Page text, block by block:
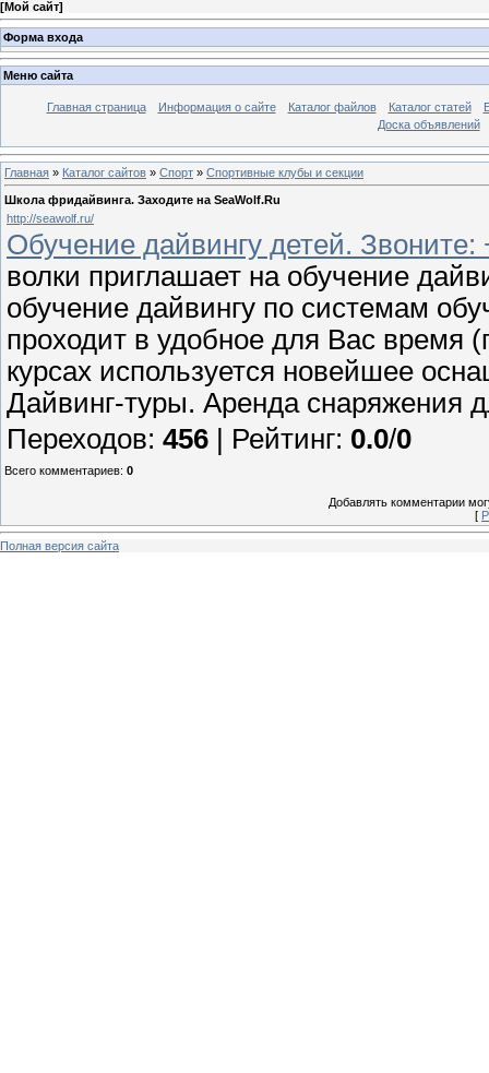
[Мой сайт]
Форма входа
Меню сайта
Главная страница Информация о сайте Каталог файлов Каталог статей
Доска объявлений
Главная » Каталог сайтов » Спорт » Спортивные клубы и секции
Школа фридайвинга. Заходите на SeaWolf.Ru
http://seawolf.ru/
Обучение дайвингу детей. Звоните:
волки приглашает на обучение
обучение дайвингу по системам
проходит в удобное для Вас время
курсах используется новейшее
Дайвинг-туры. Аренда снаряжения
Переходов: 456 | Рейтинг: 0.0/0
Всего комментариев: 0
Добавлять комментарии
[
Полная версия сайта